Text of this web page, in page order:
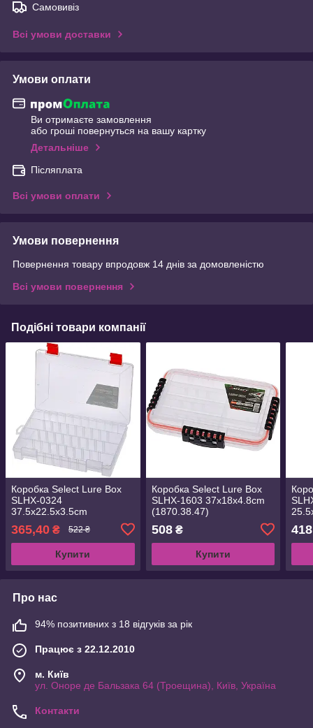
Самовивіз
Всі умови доставки
Умови оплати
Ви отримаєте замовлення
або гроші повернуться на вашу картку
Детальніше
Післяплата
Всі умови оплати
Умови повернення
Повернення товару впродовж 14 днів за домовленістю
Всі умови повернення
Подібні товари компанії
Коробка Select Lure Box
SLHX-0324
37.5х22.5х3.5cm
365,40 ₴ 522 ₴
Купити
Коробка Select Lure Box
SLHX-1603 37x18x4.8cm
(1870.38.47)
508₴
Купити
418
Про нас
94% позитивних з 18 відгуків за рік
Працює з 22.12.2010
м. Київ
ул. Оноре де Бальзака 64 (Троещина), Київ, Україна
Контакти